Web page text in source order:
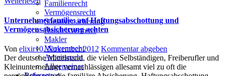
Familienrecht
Vermögensrecht
Sozialversicherung
Handelsvertreter
Makler
Markenrecht
Arbeitsrecht
Allgemeines
Unternehmerfamilie: auf Haftungsabschottung und
Vermögensabsicherung achten
Author
Von elixirPosted
on
10. November 2012 Kommentar abgeben
Der deutsche Mittelstand, die vielen Selbständigen, Freiberufler und
Kleinunternehmer vernachlässigen allesamt viel zu oft die